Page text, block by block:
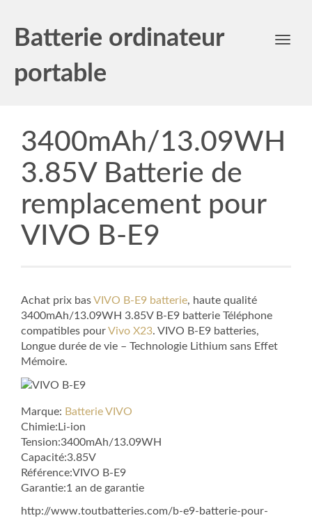
Batterie ordinateur
portable
Toggle
3400mAh/13.09WH
3.85V Batterie de
remplacement pour
VIVO B-E9
Achat prix basVIVO B-E9 batterie, haute qualité
3400mAh/13.09WH 3.85V B-E9 batterie Téléphone
compatibles pourVivo X23. VIVO B-E9 batteries,
Longue durée de vie – Technologie Lithium sans Effet
Mémoire.
Marque: Batterie VIVO
Chimie:Li-ion
Tension:3400mAh/13.09WH
Capacité:3.85V
Référence:VIVO B-E9
Garantie:1 an de garantie
http://www.toutbatteries.com/b-e9-batterie-pour-